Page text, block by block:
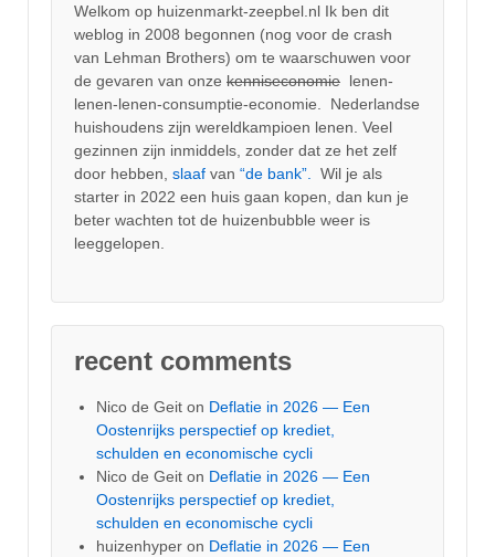
Welkom op huizenmarkt-zeepbel.nl Ik ben dit
weblog in 2008 begonnen (nog voor de crash
van Lehman Brothers) om te waarschuwen voor
de gevaren van onze kenniseconomie lenen-
lenen-lenen-consumptie-economie. Nederlandse
huishoudens zijn wereldkampioen lenen. Veel
gezinnen zijn inmiddels, zonder dat ze het zelf
door hebben, slaaf van “de bank”.
Wil je als
starter in 2022 een huis gaan kopen, dan kun je
beter wachten tot de huizenbubble weer is
leeggelopen.
recent comments
Nico de Geit on Deflatie in 2026 — Een
Oostenrijks perspectief op krediet,
schulden en economische cycli
Nico de Geit on Deflatie in 2026 — Een
Oostenrijks perspectief op krediet,
schulden en economische cycli
huizenhyper on Deflatie in 2026 — Een